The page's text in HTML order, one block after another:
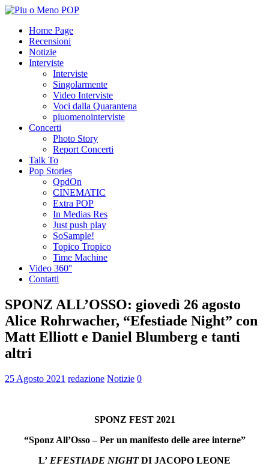
Home Page
Recensioni
Notizie
Interviste
Interviste
Singolarmente
Video Interviste
Voci dalla Quarantena
piuomenointerviste
Concerti
Photo Story
Report Concerti
Talk To
Pop Stories
QpdOn
CINEMATIC
Extra POP
In Medias Res
Just push play
SoSample!
Topico Tropico
Time Machine
Video 360°
Contatti
SPONZ ALL’OSSO: giovedì 26 agosto
Alice Rohrwacher, “Efestiade Night” con
Matt Elliott e Daniel Blumberg e tanti
altri
25 Agosto 2021 redazione Notizie 0
SPONZ FEST 2021
“Sponz All’Osso – Per un manifesto delle aree interne”
L’ EFESTIADE NIGHTDI JACOPO LEONE